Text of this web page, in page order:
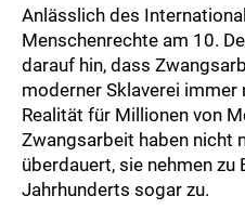
Anlässlich des
Menschenrechte am 10.
darauf hin, dass
moderner Sklaverei
Realität für Millionen von
Zwangsarbeit haben nicht
überdauert, sie nehmen zu
Jahrhunderts sogar zu.